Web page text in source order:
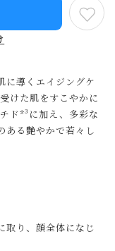
に導くエイジングケ
けた肌をすこやかに
ド*³に加え、多彩な
ある艶やかで若々し
取り、顔全体になじ